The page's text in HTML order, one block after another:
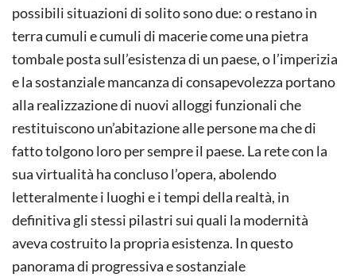
possibili situazioni di solito sono due: o restano in
terra cumuli e cumuli di macerie come una pietra
tombale posta sull’esistenza di un paese, o l’imperizia
e la sostanziale mancanza di consapevolezza portano
alla realizzazione di nuovi alloggi funzionali che
restituiscono un’abitazione alle persone ma che di
fatto tolgono loro per sempre il paese. La rete con la
sua virtualità ha concluso l’opera, abolendo
letteralmente i luoghi e i tempi della realtà, in
definitiva gli stessi pilastri sui quali la modernità
aveva costruito la propria esistenza. In questo
panorama di progressiva e sostanziale